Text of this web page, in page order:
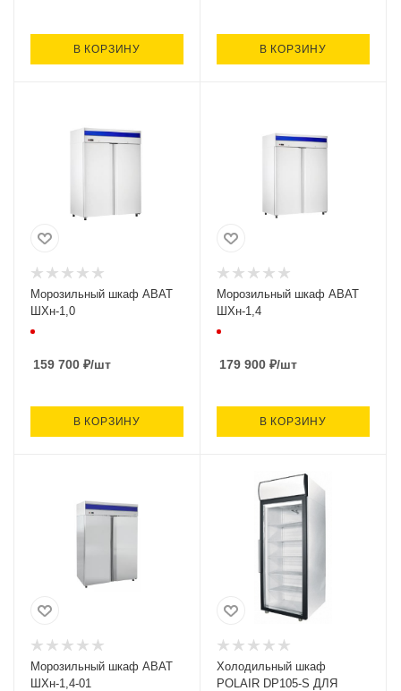
В КОРЗИНУ В КОРЗИНУ
Морозильный шкаф ABAT
ШХн-1,0
159 700 ₽/шт
В КОРЗИНУ
Морозильный шкаф ABAT
ШХн-1,4
179 900 ₽/шт
В КОРЗИНУ
Морозильный шкаф ABAT
ШХн-1,4-01
Холодильный шкаф
POLAIR DP105-S ДЛЯ